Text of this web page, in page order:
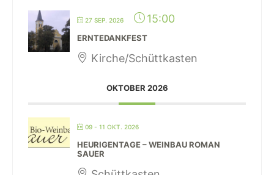
27 SEP. 2026 15:00
ERNTEDANKFEST
Kirche/Schüttkasten
OKTOBER 2026
09 - 11 OKT. 2026
HEURIGENTAGE – WEINBAU ROMAN
SAUER